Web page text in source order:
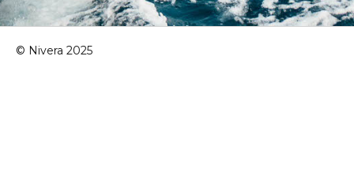
© Nivera 2025